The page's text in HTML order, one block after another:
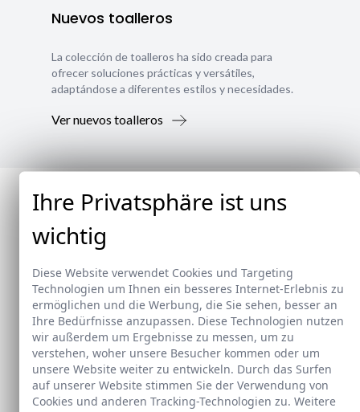
Nuevos toalleros
La colección de toalleros ha sido creada para
ofrecer soluciones prácticas y versátiles,
adaptándose a diferentes estilos y necesidades.
Ver nuevos toalleros
Ihre Privatsphäre ist uns
wichtig
Diese Website verwendet Cookies und Targeting
Technologien um Ihnen ein besseres Internet-Erlebnis zu
ermöglichen und die Werbung, die Sie sehen, besser an
Ihre Bedürfnisse anzupassen. Diese Technologien nutzen
wir außerdem um Ergebnisse zu messen, um zu
verstehen, woher unsere Besucher kommen oder um
unsere Website weiter zu entwickeln. Durch das Surfen
auf unserer Website stimmen Sie der Verwendung von
Cookies und anderen Tracking-Technologien zu. Weitere